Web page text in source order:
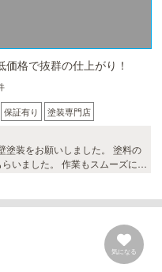
価格で抜群の仕上がり！
保証有り 塗装専門店
塗装をお願いしました。 塗料の
いました。 作業もスムーズに終
気になる